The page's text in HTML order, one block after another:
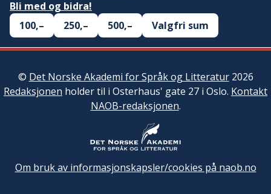
Bli med og bidra!
100,–
250,– 500,– Valgfri sum
© Det Norske Akademi for Språk og Litteratur2026
Redaksjonen holder til i Osterhaus' gate 27 i Oslo. Kontakt
NAOB-redaksjonen.
Om bruk av informasjonskapsler/cookies på naob.no